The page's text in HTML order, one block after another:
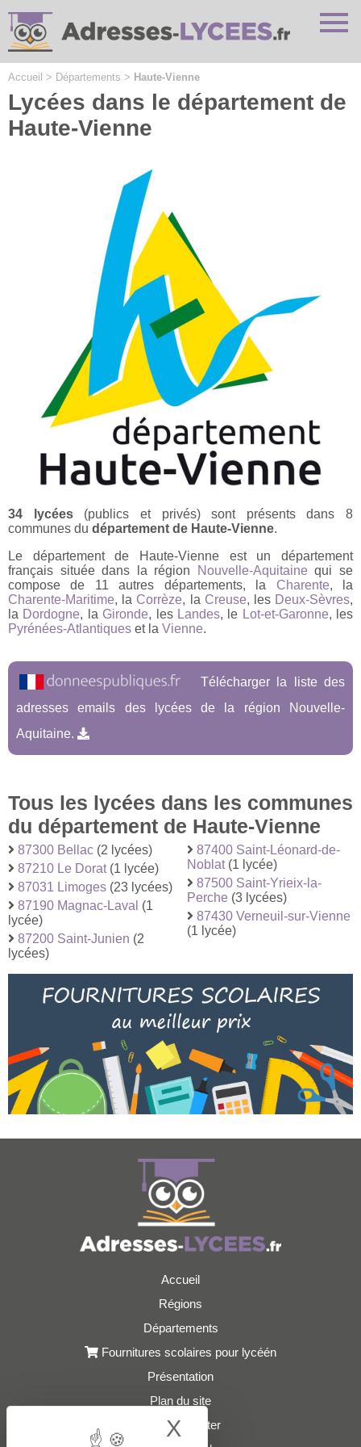
Accueil > Départements > Haute-Vienne
Lycées dans le département de
Haute-Vienne
34 lycées(publics et privés) sont présents dans 8
communes du département de Haute-Vienne.
Le département de Haute-Vienne est un département
français située dans la région
Nouvelle-Aquitaine qui se
compose de 11 autres départements, la Charente, la
Charente-Maritime, la Corrèze, la Creuse, les Deux-Sèvres,
la Dordogne, la Gironde, les Landes, le Lot-et-Garonne, les
Pyrénées-Atlantiques et la Vienne.
Télécharger la liste des
adresses emails des lycées de la région Nouvelle-
Aquitaine.
Tous les lycées dans les communes
du département de Haute-Vienne
87300 Bellac (2 lycées)
87210 Le Dorat(1 lycée)
87031 Limoges (23 lycées)
87190 Magnac-Laval (1
lycée)
87200 Saint-Junien (2
lycées)
87400 Saint-Léonard-de-
Noblat(1 lycée)
87500 Saint-Yrieix-la-
Perche (3 lycées)
87430 Verneuil-sur-Vienne
(1 lycée)
Accueil
Régions
Départements
Fournitures scolaires pour lycéén
Présentation
Plan du site
Nous contacter
X Hide cookie